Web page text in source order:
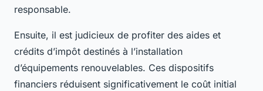
responsable.
Ensuite, il est judicieux de profiter des aides et
crédits d’impôt destinés à l’installation
d’équipements renouvelables. Ces dispositifs
financiers réduisent significativement le coût initial